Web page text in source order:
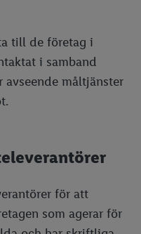
till de företag i
i samband
måltjänster
för att
som agerar för